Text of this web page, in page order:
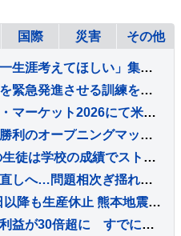
国際 災害 その他
「どこが問題だったのか一生涯考えてほしい」集団暴行死事件 “主犯格”の男（当時18）に無期懲役の判決 裁判員裁判 北海道・江別市
台湾の軍事演習 戦闘機を緊急発進させる訓練を公開 中国の侵攻を想定
Tribesigns、ラスベガス・マーケット2026にて米国の大手ホーム用品小売業者との連携を拡大
前回王者・鹿島が大逆転勝利のオープニングマッチ！後半36分から怒涛の3ゴール、超満員の会場が沸いた！“世界基準”のJリーグ開幕【サッカー】
タイの学校銃撃 容疑者の生徒は学校の成績でストレスか 教職員5人死亡 30人重軽傷
長年続く“悪しき慣例”見直しへ…問題相次ぎ揺れる福岡県議会 高額費用の「海外視察」も第三者委員会で調査へ【Nスタ解説】
ホンダのバイク工場 17日以降も生産休止 熊本地震影響で
東芝の四半期決算、最終利益が30倍超に すでに年間最高を更新 キオクシアHD効果も